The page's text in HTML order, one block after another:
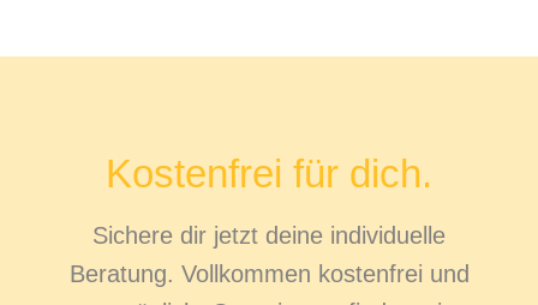
Kostenfrei für dich.
Sichere dir jetzt deine individuelle
Beratung. Vollkommen kostenfrei und